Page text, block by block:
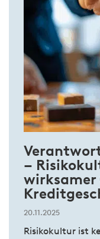
–
wirksamer
20.11.2025
Risikokultur ist